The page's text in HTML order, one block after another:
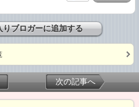
りブロガーに追加する
次の記事へ